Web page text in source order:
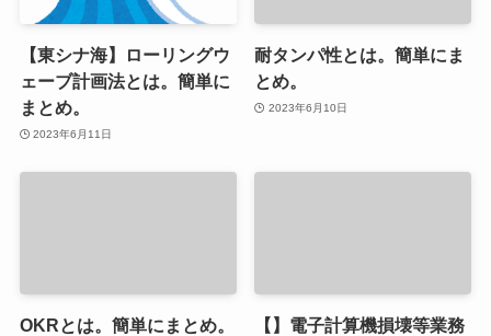
【東シナ海】ローリングウ
ェーブ計画法とは。簡単に
まとめ。
2023年6月11日
耐タンパ性とは。簡単にま
とめ。
2023年6月10日
OKRとは。簡単にまとめ。
【】電子計算機損壊等業務